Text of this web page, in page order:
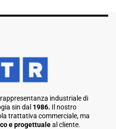
industriale di
sin dal 1986. Il nostro
trattativa commerciale, ma
e progettualeal cliente.